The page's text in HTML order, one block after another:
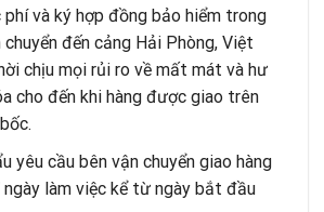
và ký hợp đồng bảo hiểm trong
đến cảng Hải Phòng, Việt
chịu mọi rủi ro về mất mát và hư
cho đến khi hàng được giao trên
yêu cầu bên vận chuyển giao hàng
làm việc kể từ ngày bắt đầu